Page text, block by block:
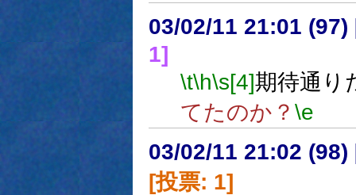
03/02/11 21:01 (97)
1]
\t\h\s[4]期待通り
てたのか？ \e
03/02/11 21:02 (98)
[投票: 1]